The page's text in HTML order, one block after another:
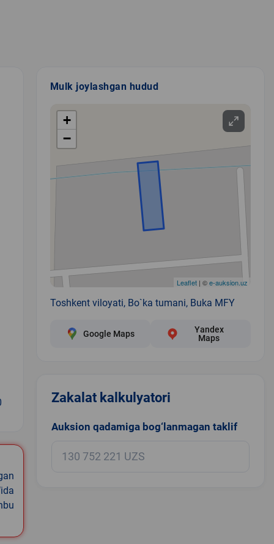
Mulk joylashgan hudud
+
−
Leaflet| ©e-auksion.uz
Toshkent viloyati, Bo`ka tumani, Buka MFY
Google Maps
Yandex
Maps
Zakalat kalkulyatori
Auksion qadamiga bog‘lanmagan taklif